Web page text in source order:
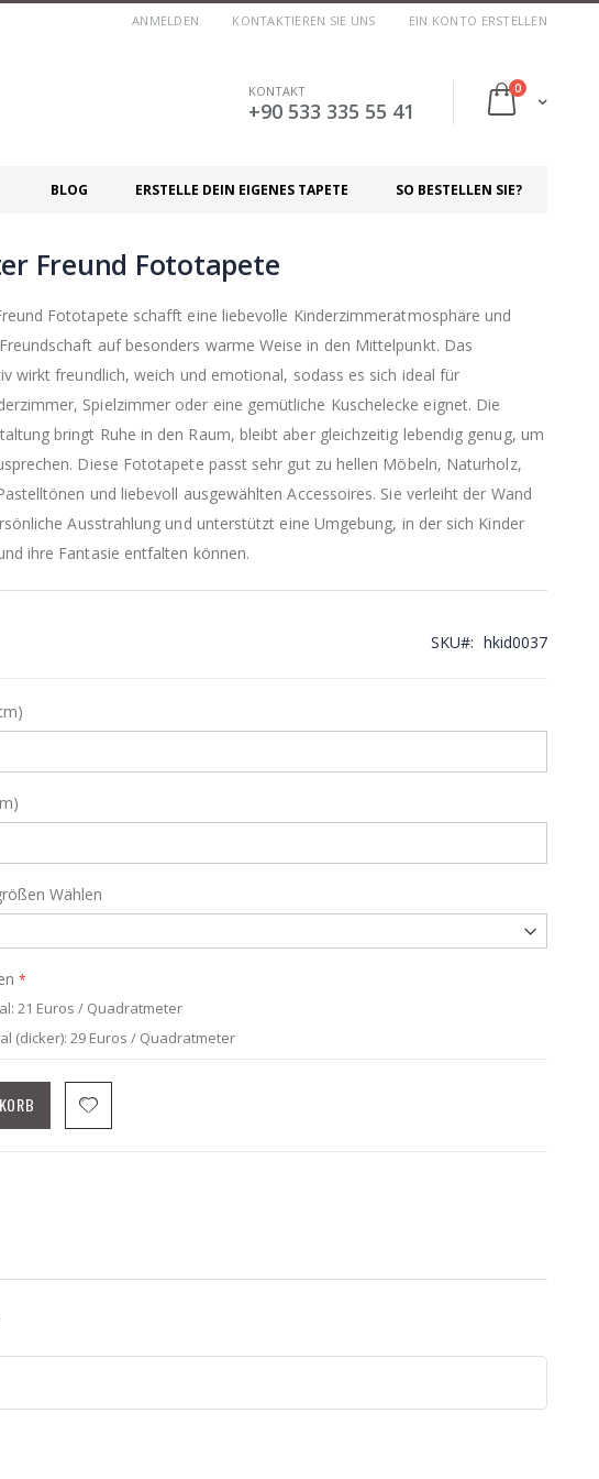
ANMELDEN KONTAKTIEREN SIE UNS EIN KONTO ERSTELLEN
Cart
0Artikel
KONTAKT
+90 533 335 55 41
SO BESTELLEN SIE?
ERSTELLE DEIN EIGENES TAPETE
BLOG
Freund Fototapete
Fototapete schafft eine liebevolle Kinderzimmeratmosphäre und
auf besonders warme Weise in den Mittelpunkt. Das
wirkt freundlich, weich und emotional, sodass es sich ideal für
Spielzimmer oder eine gemütliche Kuschelecke eignet. Die
bringt Ruhe in den Raum, bleibt aber gleichzeitig lebendig genug, um
Diese Fototapete passt sehr gut zu hellen Möbeln, Naturholz,
und liebevoll ausgewählten Accessoires. Sie verleiht der Wand
Ausstrahlung und unterstützt eine Umgebung, in der sich Kinder
ihre Fantasie entfalten können.
SKU hkid0037
Wählen
21 Euros / Quadratmeter
(dicker): 29 Euros / Quadratmeter